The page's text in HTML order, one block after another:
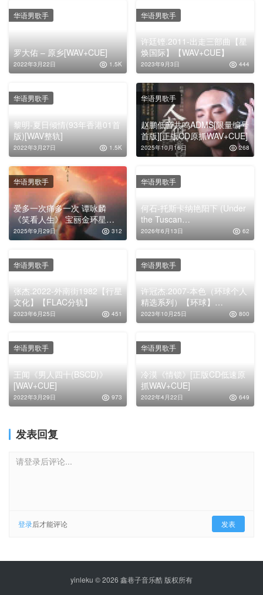
罗大佑 – 原乡[WAV+CUE]
2022年3月22日 1.5K
华语男歌手
许廷铿.2011-出走三部曲【星
焕国际】【WAV+CUE】
2023年9月3日 444
华语男歌手
黎明-夏日倾情(93年香港01首
版)[WAV整轨]
2022年3月27日 1.5K
华语男歌手
赵鹏低音共鸣ADMS[限量编号
首版][正版CD原抓WAV+CUE]
2025年10月16日 268
华语男歌手
爱多一次痛多一次 谭咏麟
《笑看人生》 宝丽金环星磨
砂首版专辑下载
2025年9月29日 312
华语男歌手
何石-托斯卡纳艳阳下 (Under
the Tuscan
Sun)FLAC|44.1kHz/16bit
2026年6月13日 62
华语男歌手
张杰.2022-外南街1982【行星
文化】【FLAC分轨】
2023年6月25日 451
华语男歌手
许冠杰.2007-本色（环球个人
精选系列）【环球】
【WAV+CUE】
2023年10月25日 800
华语男歌手
王闻《男人四十(BSCD)》
[WAV+CUE]
2022年3月29日 973
华语男歌手
冷漠《情锁》[正版CD低速原
抓WAV+CUE]
2022年4月22日 649
华语男歌手
发表回复
请登录后评论...
登录后才能评论 发表
yinleku © 2026 鑫巷子音乐酷 版权所有